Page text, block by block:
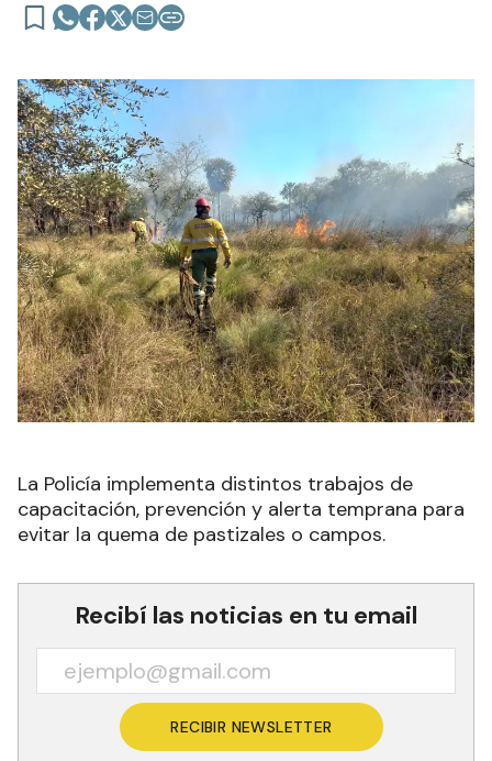
La Policía implementa distintos trabajos de
capacitación, prevención y alerta temprana para
evitar la quema de pastizales o campos.
Recibí las noticias en tu email
RECIBIR NEWSLETTER